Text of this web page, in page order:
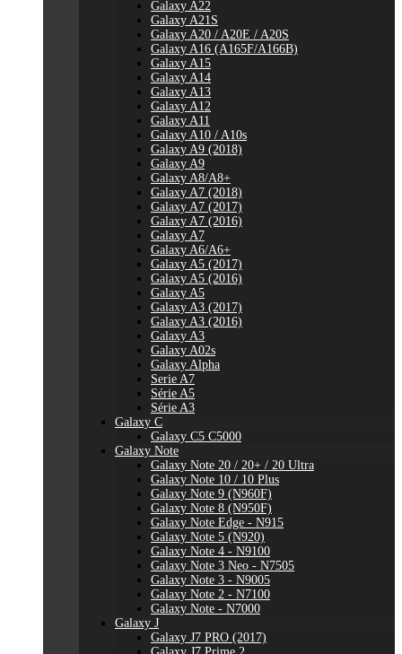
Galaxy A22
Galaxy A21S
Galaxy A20 / A20E / A20S
Galaxy A16 (A165F/A166B)
Galaxy A15
Galaxy A14
Galaxy A13
Galaxy A12
Galaxy A11
Galaxy A10 / A10s
Galaxy A9 (2018)
Galaxy A9
Galaxy A8/A8+
Galaxy A7 (2018)
Galaxy A7 (2017)
Galaxy A7 (2016)
Galaxy A7
Galaxy A6/A6+
Galaxy A5 (2017)
Galaxy A5 (2016)
Galaxy A5
Galaxy A3 (2017)
Galaxy A3 (2016)
Galaxy A3
Galaxy A02s
Galaxy Alpha
Serie A7
Série A5
Série A3
Galaxy C
Galaxy C5 C5000
Galaxy Note
Galaxy Note 20 / 20+ / 20 Ultra
Galaxy Note 10 / 10 Plus
Galaxy Note 9 (N960F)
Galaxy Note 8 (N950F)
Galaxy Note Edge - N915
Galaxy Note 5 (N920)
Galaxy Note 4 - N9100
Galaxy Note 3 Neo - N7505
Galaxy Note 3 - N9005
Galaxy Note 2 - N7100
Galaxy Note - N7000
Galaxy J
Galaxy J7 PRO (2017)